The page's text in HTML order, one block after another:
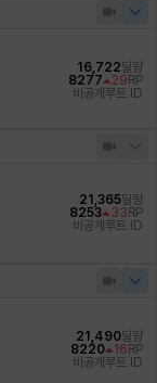
16,722딜량
8277
29 RP
비공개 루트 ID
21,365딜량
8253
33 RP
비공개 루트 ID
21,490딜량
8220
16 RP
비공개 루트 ID